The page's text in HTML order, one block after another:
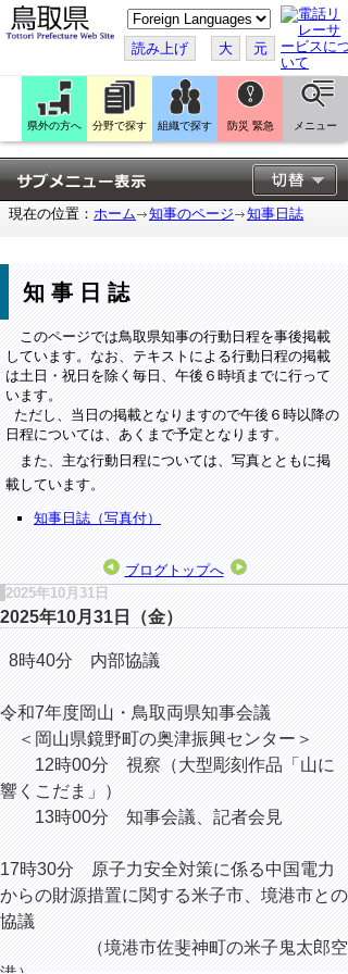
こ
の
ペ
ー
ジ
翻
訳
す
る
読み上げ 大 元
県外の方へ 分野で探す 組織で探す 防災 緊急 メニュー
現在の位置： ホーム 知事のページ 知事日誌
知事日誌
このページでは鳥取県知事の行動日程を事後掲載
しています。なお、テキストによる行動日程の掲載
は土日・祝日を除く毎日、午後６時頃までに行って
います。
ただし、当日の掲載となりますので午後６時以降の
日程については、あくまで予定となります。
また、主な行動日程については、写真とともに掲
載しています。
知事日誌（写真付）
ブログトップへ
2025年10月31日
2025年10月31日（金）
8時40分 内部協議
令和7年度岡山・鳥取両県知事会議
＜岡山県鏡野町の奥津振興センター＞
12時00分 視察（大型彫刻作品「山に
響くこだま」）
13時00分 知事会議、記者会見
17時30分 原子力安全対策に係る中国電力
からの財源措置に関する米子市、境港市との
協議
（境港市佐斐神町の米子鬼太郎空